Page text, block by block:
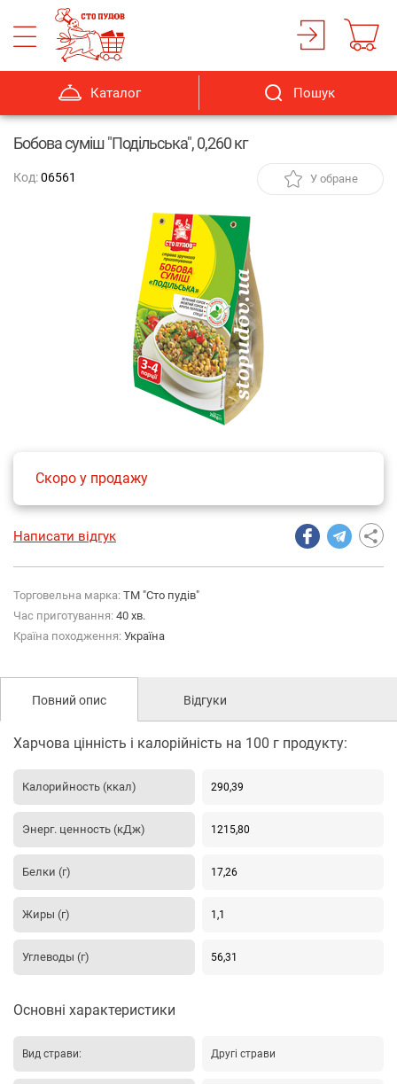
Каталог Пошук
Бобова суміш "Подільська", 0,260 кг
У обране
Код:06561
Скоро у продажу
Написати відгук
Торговельна марка: ТМ "Сто пудів"
Час приготування: 40 хв.
Країна походження: Україна
Повний опис Відгуки
Харчова цінність і калорійність на 100 г продукту:
Калорийность (ккал) 290,39
Энерг. ценность (кДж) 1215,80
Белки (г) 17,26
Жиры (г) 1,1
Углеводы (г) 56,31
Основні характеристики
Вид страви: Другі страви